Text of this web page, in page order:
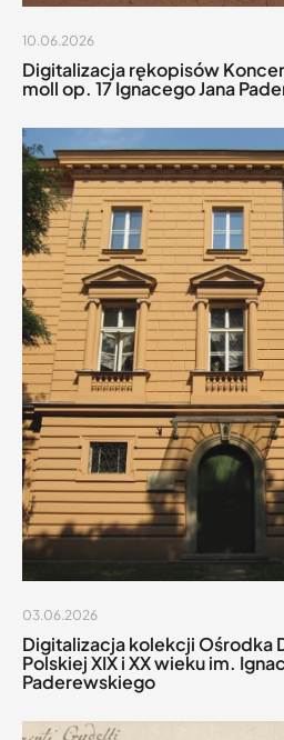
10.06.2026
Digitalizacja rękopisów
moll op. 17 Ignacego Jana
03.06.2026
Digitalizacja kolekcji Ośrodka
Polskiej XIX i XX wieku im.
Paderewskiego